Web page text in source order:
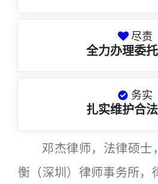
尽责
全力办理委
务实
扎实维护合
邓杰律师，法律硕士
衡（深圳）律师事务所，